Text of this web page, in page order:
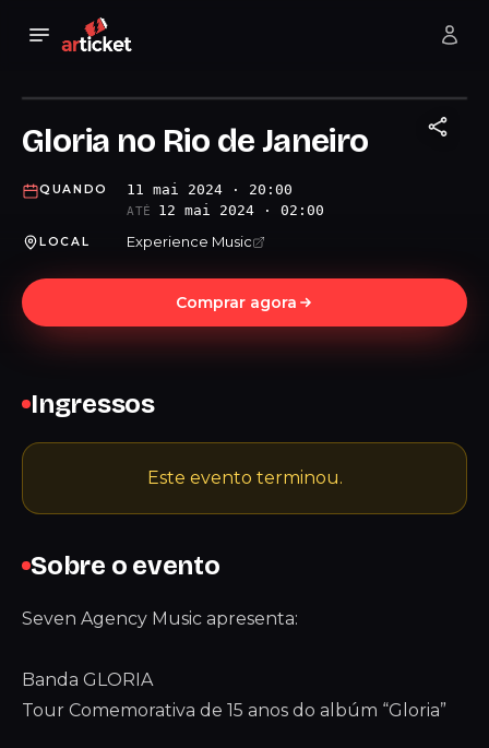
Gloria no Rio de Janeiro
QUANDO 11 mai 2024 · 20:00
ATÉ 12 mai 2024 · 02:00
LOCAL Experience Music
Comprar agora
Sobre o evento
Seven Agency Music apresenta:
Banda GLORIA
Tour Comemorativa de 15 anos do albúm “Gloria”
Ingressos
Este evento terminou.